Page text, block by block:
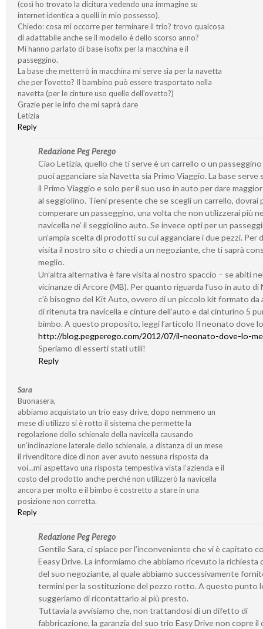
(così ho trovato la dicitura vedendo una immagine su
internet identica a quelli in mio possesso).
Chiedo: cosa mi occorre per terminare il trio? trovo qualcosa
di adattabile anche se il modello è dello scorso anno?
Mi hanno parlato di base isofix per la macchina e il
passeggino.
La base che metterrò in macchina mi serve sia per la navetta
che per l’ovetto? Il bambino può essere trasportato nella
navetta (per le cinture uso quelle dell’ovetto?)
Grazie per le info che mi saprà dare
Letizia
Reply
Redazione Peg Perego
Ciao Letizia, quello che ti serve è un carrello o un passeggino
puoi agganciare sia Navetta sia Primo Viaggio. La base serve
il Primo Viaggio e solo per il suo uso in auto per dare
al seggiolino. Tieni presente che se scegli un carrello, dovrai
comperare un passeggino, una volta che non utilizzerai più
navicella ne’ il seggiolino auto. Se invece opti per un
un’ampia scelta di prodotti su cui agganciare i due pezzi. Per
visita il nostro sito o chiedi a un negoziante, che ti saprà
meglio.
Un’altra alternativa è fare visita al nostro spaccio – se abiti
vicinanze di Arcore (MB). Per quanto riguarda l’uso in auto di
c’è bisogno del Kit Auto, ovvero di un piccolo kit formato da
di ritenuta tra navicella e cinture dell’auto e dal cinturino 5
bimbo. A questo proposito, leggi l’articolo Il neonato dove
http://blog.pegperego.com/2012/07/il-neonato-dove-lo-
Speriamo di esserti stati utili!
Reply
Sara
Buonasera,
abbiamo acquistato un trio easy drive, dopo nemmeno un
mese di utilizzo si è rotto il sistema che permette la
regolazione dello schienale della navicella causando
un’inclinazione laterale dello schienale, a distanza di un mese
il rivenditore dice di non aver avuto nessuna risposta da
voi…mi aspettavo una risposta tempestiva vista l’azienda e il
costo del prodotto anche perché non utilizzerò la navicella
ancora per molto e il bimbo è costretto a stare in una
posizione non corretta.
Reply
Redazione Peg Perego
Gentile Sara, ci spiace per l’inconveniente che vi è capitato
Eeasy Drive. La informiamo che abbiamo ricevuto la richiesta
del suo negoziante, al quale abbiamo successivamente
termini per la sostituzione del pezzo rotto. A questo punto
suggeriamo di ricontattarlo al più presto.
Tuttavia la avvisiamo che, non trattandosi di un difetto di
fabbricazione, la garanzia del suo trio Easy Drive non copre il